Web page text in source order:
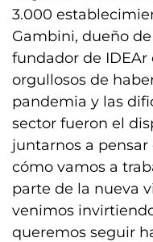
3.000
Gambini, dueño
fundador de
orgullosos de
pandemia y las
sector fueron el
juntarnos a
cómo vamos a
parte de la nueva
venimos
queremos seguir